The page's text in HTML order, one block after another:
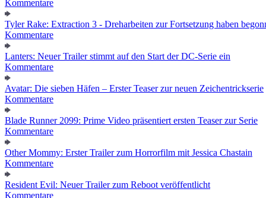
Kommentare
Tyler Rake: Extraction 3 - Dreharbeiten zur Fortsetzung haben
Kommentare
Lanters: Neuer Trailer stimmt auf den Start der DC-Serie ein
Kommentare
Avatar: Die sieben Häfen – Erster Teaser zur neuen Zeichentrickserie
Kommentare
Blade Runner 2099: Prime Video präsentiert ersten Teaser zur Serie
Kommentare
Other Mommy: Erster Trailer zum Horrorfilm mit Jessica Chastain
Kommentare
Resident Evil: Neuer Trailer zum Reboot veröffentlicht
Kommentare